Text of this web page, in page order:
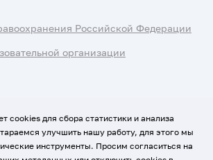
Российской Федерации
организации
cookies для сбора статистики и анализа
улучшить нашу работу, для этого мы
инструменты. Просим согласиться на